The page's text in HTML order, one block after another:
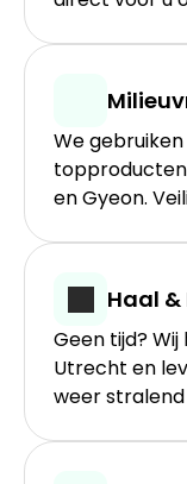
We
en Gyeon.
Haal
Geen tijd?
Utrecht en
weer stralend